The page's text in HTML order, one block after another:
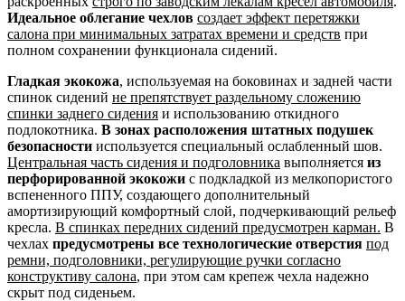
Идеальное облегание чехлов создает эффект перетяжки
салона при минимальных затратах времени и средств при
полном сохранении функционала сидений.
Гладкая экокожа, используемая на боковинах и задней части
спинок сидений не препятствует раздельному сложению
спинки заднего сидения и использованию откидного
подлокотника. В зонах расположения штатных подушек
безопасности используется специальный ослабленный шов.
Центральная часть сидения и подголовника выполняется из
перфорированной экокожи с подкладкой из мелкопористого
вспененного ППУ, создающего дополнительный
амортизирующий комфортный слой, подчеркивающий рельеф
кресла. В спинках передних сидений предусмотрен карман. В
чехлах предусмотрены все технологические отверстия под
ремни, подголовники, регулирующие ручки согласно
конструктиву салона, при этом сам крепеж чехла надежно
скрыт под сиденьем.